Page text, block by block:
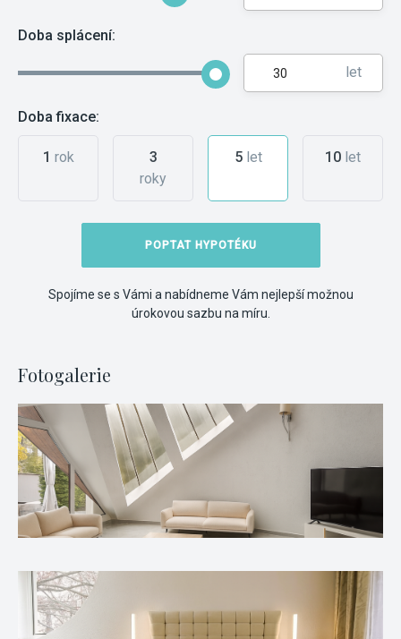
Doba splácení:
let
Doba fixace:
1 rok
3
roky
5let 10 let
POPTAT HYPOTÉKU
Spojíme se s Vámi a nabídneme Vám nejlepší možnou
úrokovou sazbu na míru.
Fotogalerie